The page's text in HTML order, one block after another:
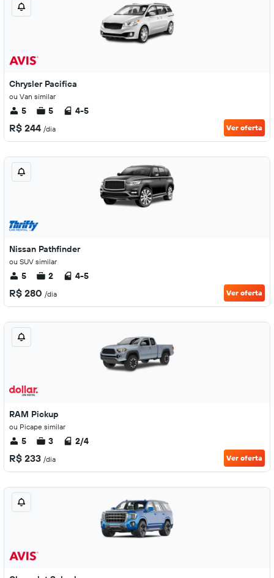
Chrysler Pacifica
ou Van similar
5 5 4-5
R$ 244 /dia Ver oferta
Nissan Pathfinder
ou SUV similar
5 2 4-5
R$ 280 /dia Ver oferta
RAM Pickup
ou Picape similar
5 3 2/4
R$ 233 /dia Ver oferta